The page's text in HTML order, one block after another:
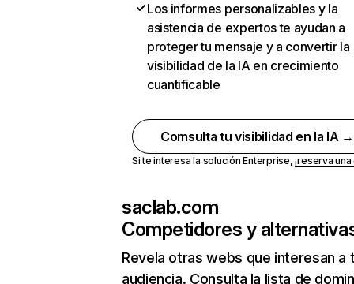
Los informes personalizables y la
asistencia de expertos te ayudan a
proteger tu mensaje y a convertir la
visibilidad de la IA en crecimiento
cuantificable
Comsulta tu visibilidad en la IA →
Si te interesa la solución Enterprise,¡reserva
saclab.com
Competidores y
Revela otras webs que interesan a
audiencia. Consulta la lista de